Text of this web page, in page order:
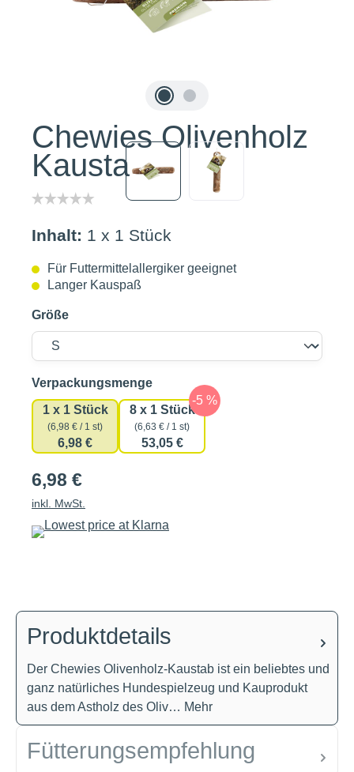
Chewies Olivenholz
Kaustab S
Inhalt: 1 x 1 Stück
Für Futtermittelallergiker geeignet
Langer Kauspaß
Größe
Verpackungsmengeauswählen
1 x 1 Stück
(6,98 € / 1 st)
6,98 €
8 x 1 Stück
(6,63 € / 1 st)
53,05 €
6,98 €
inkl. MwSt.
Produktdetails
Der Chewies Olivenholz-Kaustab ist ein beliebtes und
ganz natürliches Hundespielzeug und Kauprodukt
aus dem Astholz des Oliv… Mehr
Fütterungsempfehlung